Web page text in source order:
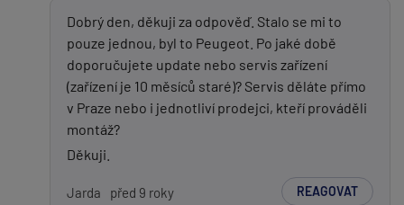
Dobrý den, děkuji za odpověď. Stalo se mi to
pouze jednou, byl to Peugeot. Po jaké době
doporučujete update nebo servis zařízení
(zařízení je 10 měsíců staré)? Servis děláte přímo
v Praze nebo i jednotliví prodejci, kteří prováděli
montáž?
Děkuji.
Jarda před 9 roky REAGOVAT